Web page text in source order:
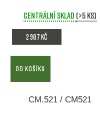
Centrální sklad (>5 ks)
2 987 Kč
DO KOŠÍKU
CM.521 / CM521